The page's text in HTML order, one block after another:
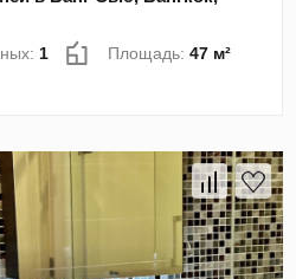
1 Площадь:47 м²